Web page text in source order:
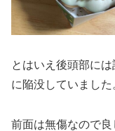
とはいえ後頭部に
に陥没していました
前面は無傷なので良